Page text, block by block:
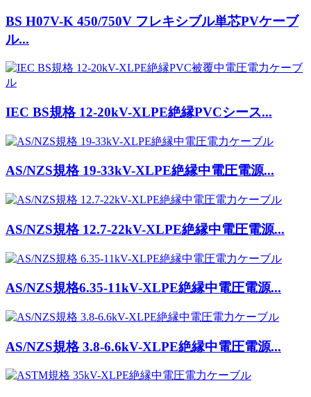
BS H07V-K 450/750V フレキシブル単芯PVケーブ
ル...
IEC BS規格 12-20kV-XLPE絶縁PVCシース...
AS/NZS規格 19-33kV-XLPE絶縁中電圧電源...
AS/NZS規格 12.7-22kV-XLPE絶縁中電圧電源...
AS/NZS規格6.35-11kV-XLPE絶縁中電圧電源...
AS/NZS規格 3.8-6.6kV-XLPE絶縁中電圧電源...